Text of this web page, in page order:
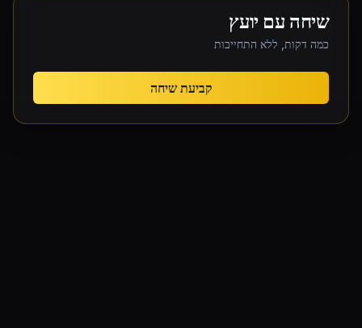
שיחה עם יועץ
כמה דקות, ללא התחייבות
קביעת שיחה